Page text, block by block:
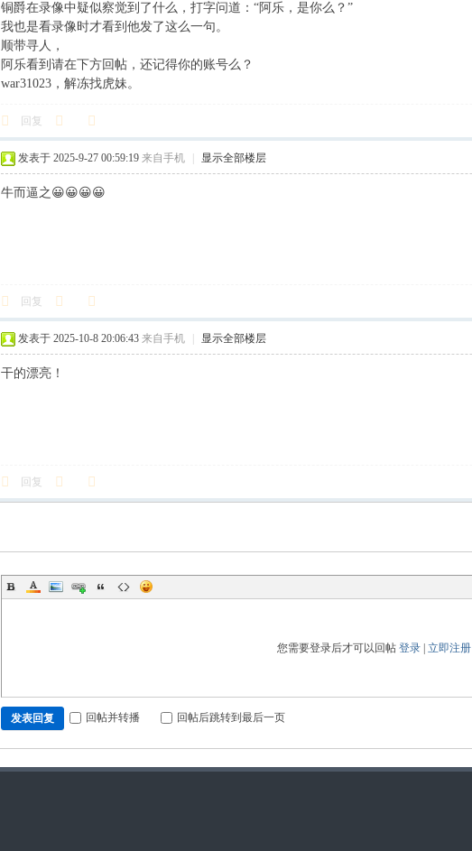
铜爵在录像中疑似察觉到了什么，打字问道：“阿乐，是你么？”
我也是看录像时才看到他发了这么一句。
顺带寻人，
阿乐看到请在下方回帖，还记得你的账号么？
war31023，解冻找虎妹。
回复
发表于 2025-9-27 00:59:19 来自手机 显示全部楼层
牛而逼之😀😀😀😀
回复
发表于 2025-10-8 20:06:43 来自手机 显示全部楼层
干的漂亮！
回复
您需要登录后才可以回帖 登录 立即注册
发表回复 回帖并转播 回帖后跳转到最后一页